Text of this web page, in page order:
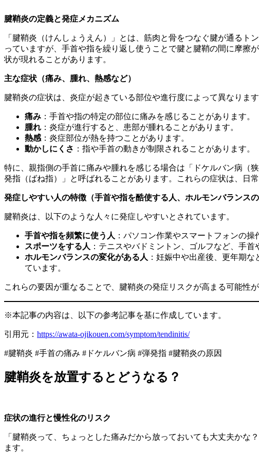
腱鞘炎の定義と発症メカニズム
「腱鞘炎（けんしょうえん）」とは、筋肉と骨をつなぐ腱が通る
っていますが、手首や指を繰り返し使うことで腱と腱鞘の間に摩擦
状が現れることがあります。
主な症状（痛み、腫れ、熱感など）
腱鞘炎の症状は、炎症が起きている部位や進行度によって異なりま
痛み ：手首や指の特定の部位に痛みを感じることがあります。
腫れ ：炎症が進行すると、患部が腫れることがあります。
熱感 ：炎症部位が熱を持つことがあります。
動かしにくさ ：指や手首の動きが制限されることがあります。
特に、親指側の手首に痛みや腫れを感じる場合は「ドケルバン病（
発指（ばね指）」と呼ばれることがあります。これらの症状は、日
発症しやすい人の特徴（手首や指を酷使する人、ホルモンバランスの
腱鞘炎は、以下のような人々に発症しやすいとされています。
手首や指を頻繁に使う人 ：パソコン作業やスマートフォンの
スポーツをする人 ：テニスやバドミントン、ゴルフなど、手
ホルモンバランスの変化がある人 ：妊娠中や出産後、更年期
ています。
これらの要因が重なることで、腱鞘炎の発症リスクが高まる可能性
※本記事の内容は、以下の参考記事を基に作成しています。
引用元： https://awata-ojikouen.com/symptom/tendinitis/
#腱鞘炎 #手首の痛み #ドケルバン病 #弾発指 #腱鞘炎の原因
腱鞘炎を放置するとどうなる？
症状の進行と慢性化のリスク
「腱鞘炎って、ちょっとした痛みだから放っておいても大丈夫か
ます。